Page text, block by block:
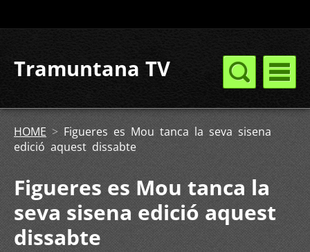
Tramuntana TV
HOME > Figueres es Mou tanca la seva sisena
edició aquest dissabte
Figueres es Mou tanca la
seva sisena edició aquest
dissabte